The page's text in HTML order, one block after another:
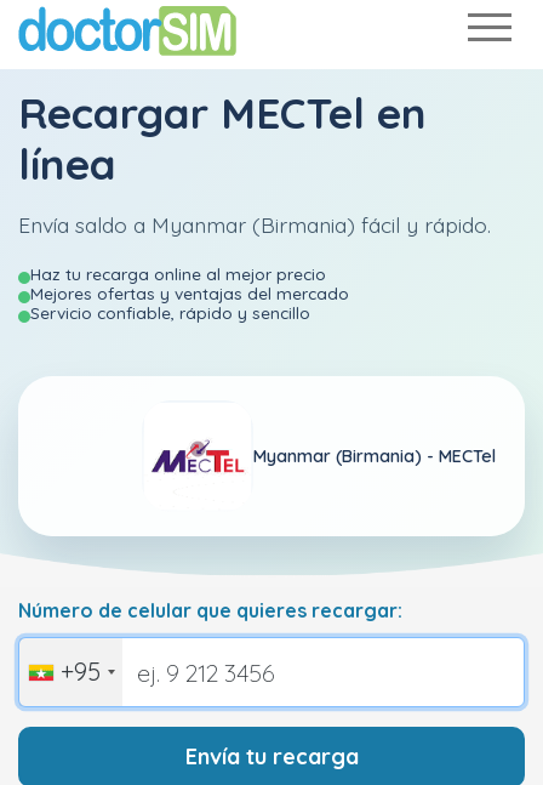
Recargar MECTel en
línea
Envía saldo a Myanmar (Birmania) fácil y rápido.
Haz tu recarga online al mejor precio
Mejores ofertas y ventajas del mercado
Servicio confiable, rápido y sencillo
Myanmar (Birmania) - MECTel
Número de celular que quieres recargar:
+95
Envía tu recarga